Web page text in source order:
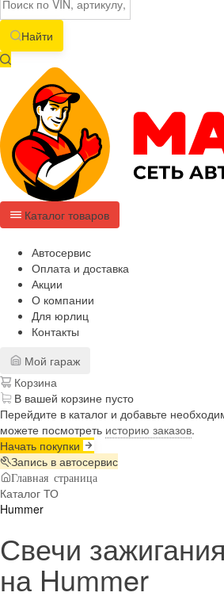
Найти
Каталог товаров
Автосервис
Оплата и доставка
Акции
О компании
Для юрлиц
Контакты
Мой гараж
Корзина
В вашей корзине пусто
Перейдите в каталог и добавьте
можете посмотреть историю заказов.
Начать покупки
Запись в автосервис
Главная страница
Каталог ТО
Hummer
Свечи
на Hummer